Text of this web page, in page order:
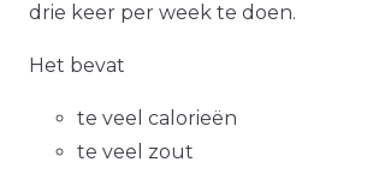
drie keer per week te doen.
Het bevat
te veel calorieën
te veel zout